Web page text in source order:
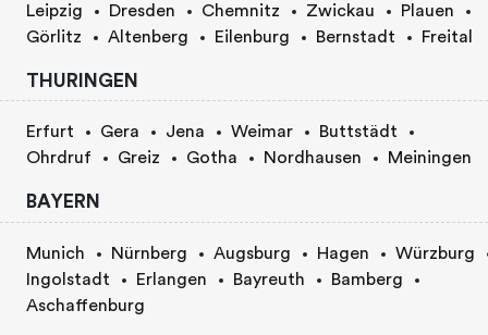
Leipzig Dresden Chemnitz Zwickau
Plauen
Görlitz
Altenberg Eilenburg Bernstadt Freital
THURINGEN
Erfurt Gera Jena Weimar
Buttstädt
Ohrdruf
Greiz Gotha Nordhausen Meiningen
BAYERN
Munich Nürnberg Augsburg Hagen
Würzburg
Ingolstadt
Erlangen Bayreuth
Bamberg
Aschaffenburg